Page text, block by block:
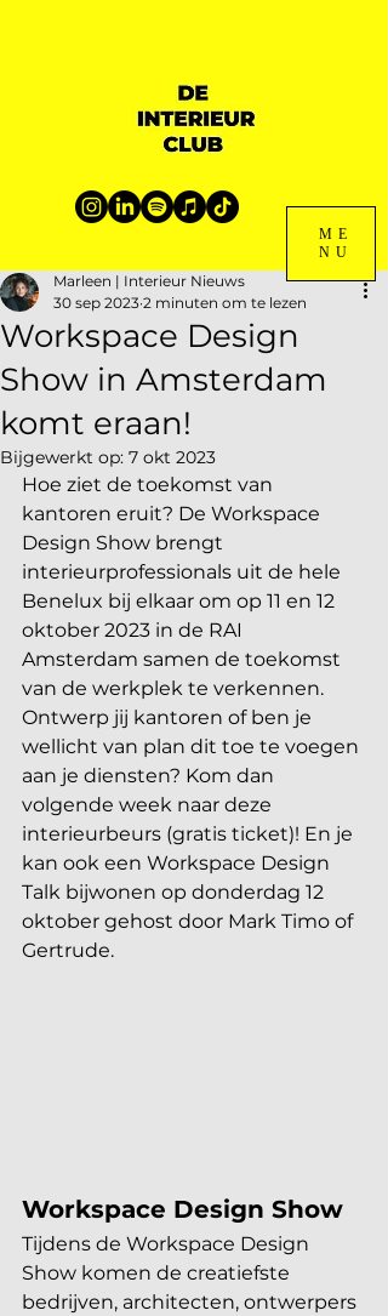
ME
NU
Workspace Design
Show in Amsterdam
komt eraan!
Marleen | Interieur Nieuws
30 sep 2023 2 minuten om te lezen
Bijgewerkt op: 7 okt 2023
Hoe ziet de toekomst van
kantoren eruit? De Workspace
Design Show brengt
interieurprofessionals uit de hele
Benelux bij elkaar om op 11 en 12
oktober 2023 in de RAI
Amsterdam samen de toekomst
van de werkplek te verkennen.
Ontwerp jij kantoren of ben je
wellicht van plan dit toe te voegen
aan je diensten? Kom dan
volgende week naar deze
interieurbeurs (gratis ticket)! En je
kan ook een Workspace Design
Talk bijwonen op donderdag 12
oktober gehost door Mark Timo of
Gertrude.
Workspace Design Show
Tijdens de Workspace Design
Show komen de creatiefste
bedrijven, architecten, ontwerpers